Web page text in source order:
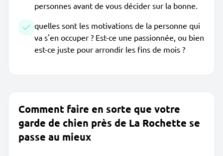
personnes avant de vous décider sur la bonne.
quelles sont les motivations de la personne qui
va s'en occuper ? Est-ce une passionnée, ou bien
est-ce juste pour arrondir les fins de mois ?
Comment faire en sorte que votre
garde de chien près de La Rochette se
passe au mieux